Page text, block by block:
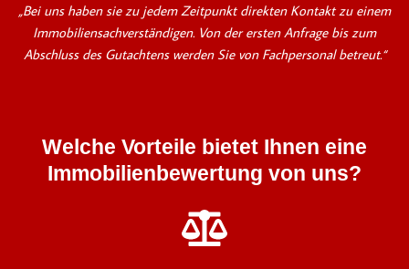
„Bei uns haben sie zu jedem Zeitpunkt direkten Kontakt zu einem
Immobiliensachverständigen. Von der ersten Anfrage bis zum
Abschluss des Gutachtens werden Sie von Fachpersonal betreut.“
Welche Vorteile bietet Ihnen eine
Immobilienbewertung von uns?